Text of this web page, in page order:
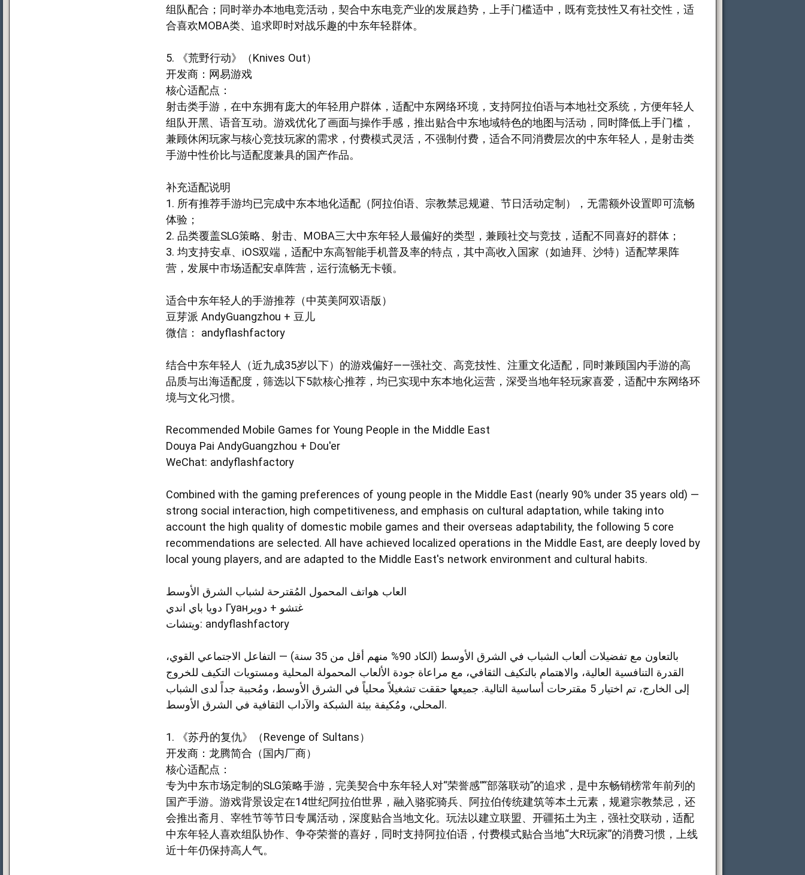
组队配合；同时举办本地电竞活动，契合中东电竞产业的发展趋势，上手门槛适中，既有竞技性又有社交性，适
合喜欢MOBA类、追求即时对战乐趣的中东年轻群体。
5. 《荒野行动》（Knives Out）
开发商：网易游戏
核心适配点：
射击类手游，在中东拥有庞大的年轻用户群体，适配中东网络环境，支持阿拉伯语与本地社交系统，方便年轻人
组队开黑、语音互动。游戏优化了画面与操作手感，推出贴合中东地域特色的地图与活动，同时降低上手门槛，
兼顾休闲玩家与核心竞技玩家的需求，付费模式灵活，不强制付费，适合不同消费层次的中东年轻人，是射击类
手游中性价比与适配度兼具的国产作品。
补充适配说明
1. 所有推荐手游均已完成中东本地化适配（阿拉伯语、宗教禁忌规避、节日活动定制），无需额外设置即可流畅
体验；
2. 品类覆盖SLG策略、射击、MOBA三大中东年轻人最偏好的类型，兼顾社交与竞技，适配不同喜好的群体；
3. 均支持安卓、iOS双端，适配中东高智能手机普及率的特点，其中高收入国家（如迪拜、沙特）适配苹果阵
营，发展中市场适配安卓阵营，运行流畅无卡顿。
适合中东年轻人的手游推荐（中英美阿双语版）
豆芽派 AndyGuangzhou + 豆儿
微信： andyflashfactory
结合中东年轻人（近九成35岁以下）的游戏偏好——强社交、高竞技性、注重文化适配，同时兼顾国内手游的高
品质与出海适配度，筛选以下5款核心推荐，均已实现中东本地化运营，深受当地年轻玩家喜爱，适配中东网络环
境与文化习惯。
Recommended Mobile Games for Young People in the Middle East
Douya Pai AndyGuangzhou + Dou'er
WeChat: andyflashfactory
Combined with the gaming preferences of young people in the Middle East (nearly 90% under 35 years old) —
strong social interaction, high competitiveness, and emphasis on cultural adaptation, while taking into
account the high quality of domestic mobile games and their overseas adaptability, the following 5 core
recommendations are selected. All have achieved localized operations in the Middle East, are deeply loved by
local young players, and are adapted to the Middle East's network environment and cultural habits.
العاب هواتف المحمول المُقترحة لشباب الشرق الأوسط
دويا باي اندي Гуанغتشو + دوير
ويتشات: andyflashfactory
بالتعاون مع تفضيلات ألعاب الشباب في الشرق الأوسط (الكاد 90% منهم أقل من 35 سنة) — التفاعل الاجتماعي القوي،
القدرة التنافسية العالية، والاهتمام بالتكيف الثقافي، مع مراعاة جودة الألعاب المحمولة المحلية ومستويات التكيف للخروج
إلى الخارج، تم اختيار 5 مقترحات أساسية التالية. جميعها حققت تشغيلاً محلياً في الشرق الأوسط، ومُحببة جداً لدى الشباب
المحلي، ومُكيفة بيئة الشبكة والآداب الثقافية في الشرق الأوسط.
1. 《苏丹的复仇》（Revenge of Sultans）
开发商：龙腾简合（国内厂商）
核心适配点：
专为中东市场定制的SLG策略手游，完美契合中东年轻人对“荣誉感”“部落联动”的追求，是中东畅销榜常年前列的
国产手游。游戏背景设定在14世纪阿拉伯世界，融入骆驼骑兵、阿拉伯传统建筑等本土元素，规避宗教禁忌，还
会推出斋月、宰牲节等节日专属活动，深度贴合当地文化。玩法以建立联盟、开疆拓土为主，强社交联动，适配
中东年轻人喜欢组队协作、争夺荣誉的喜好，同时支持阿拉伯语，付费模式贴合当地“大R玩家”的消费习惯，上线
近十年仍保持高人气。